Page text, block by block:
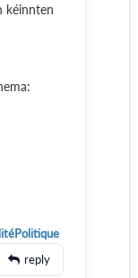
kéinnten
reply